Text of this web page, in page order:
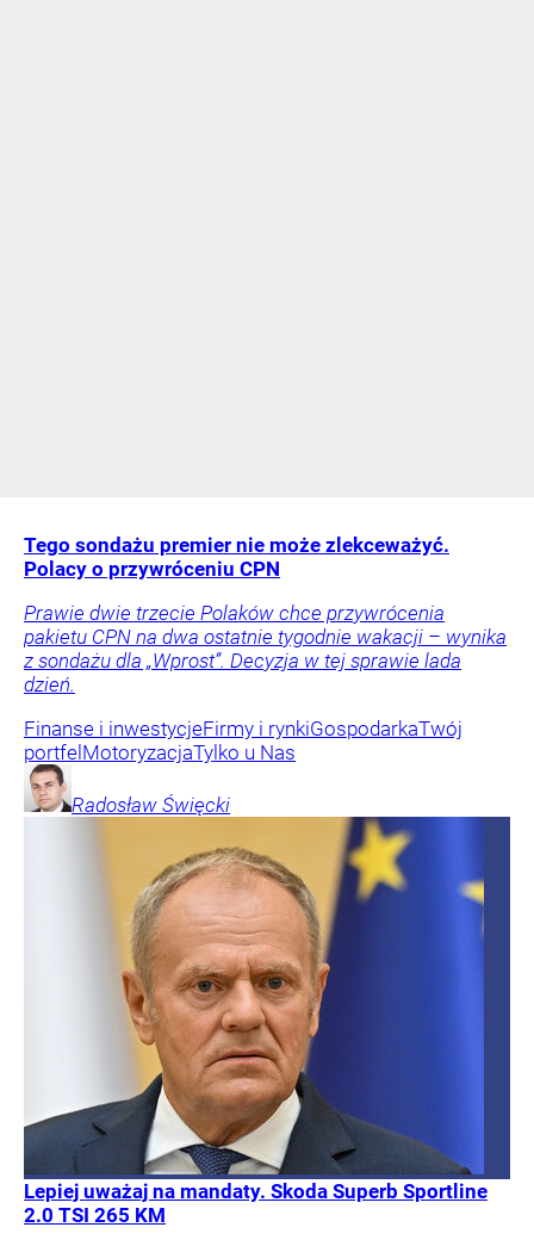
Tego sondażu premier nie może zlekceważyć.
Polacy o przywróceniu CPN
Prawie dwie trzecie Polaków chce przywrócenia
pakietu CPN na dwa ostatnie tygodnie wakacji – wynika
z sondażu dla „Wprost”. Decyzja w tej sprawie lada
dzień.
Finanse i inwestycjeFirmy i rynkiGospodarkaTwój
portfel MotoryzacjaTylko u Nas
Radosław Święcki
Lepiej uważaj na mandaty. Skoda Superb Sportline
2.0 TSI 265 KM